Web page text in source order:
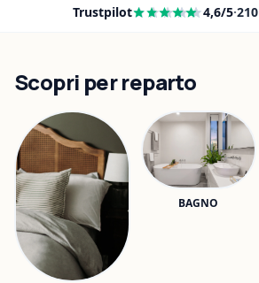
Trustpilot 4,6/5·210
Scopri per reparto
BAGNO